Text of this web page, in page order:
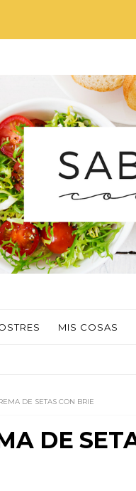
MIS COSAS
DE SETAS CON BRIE
DE